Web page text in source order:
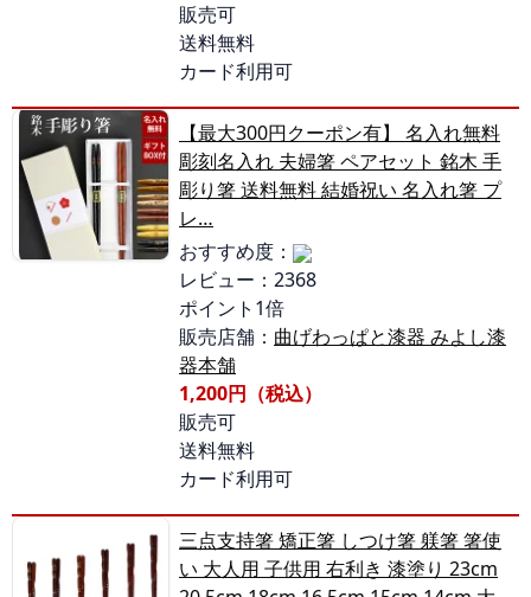
販売可
送料無料
カード利用可
【最大300円クーポン有】 名入れ無料
彫刻名入れ 夫婦箸 ペアセット 銘木 手
彫り箸 送料無料 結婚祝い 名入れ箸 プ
レ…
おすすめ度：
レビュー：2368
ポイント1倍
販売店舗： 曲げわっぱと漆器 みよし漆
器本舗
1,200円（税込）
販売可
送料無料
カード利用可
三点支持箸 矯正箸 しつけ箸 躾箸 箸使
い 大人用 子供用 右利き 漆塗り 23cm